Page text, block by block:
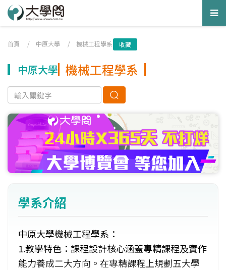
首頁 / 中原大學 / 機械工程學系 收藏
中原大學 機械工程學系
學系介紹
中原大學機械工程學系：
1.教學特色：課程設計核心涵蓋專精課程及實作
能力養成二大方向。在專精課程上規劃五大學